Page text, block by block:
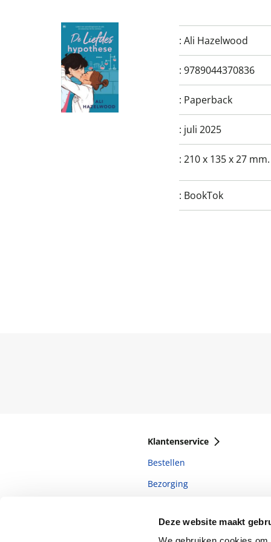
Deze website maakt
: Ali Hazelwood
: 9789044370836
: Paperback
: juli 2025
: 210 x 135 x 27 mm.
: BookTok
Klantenservice
Bestellen
Bezorging
Retourneren